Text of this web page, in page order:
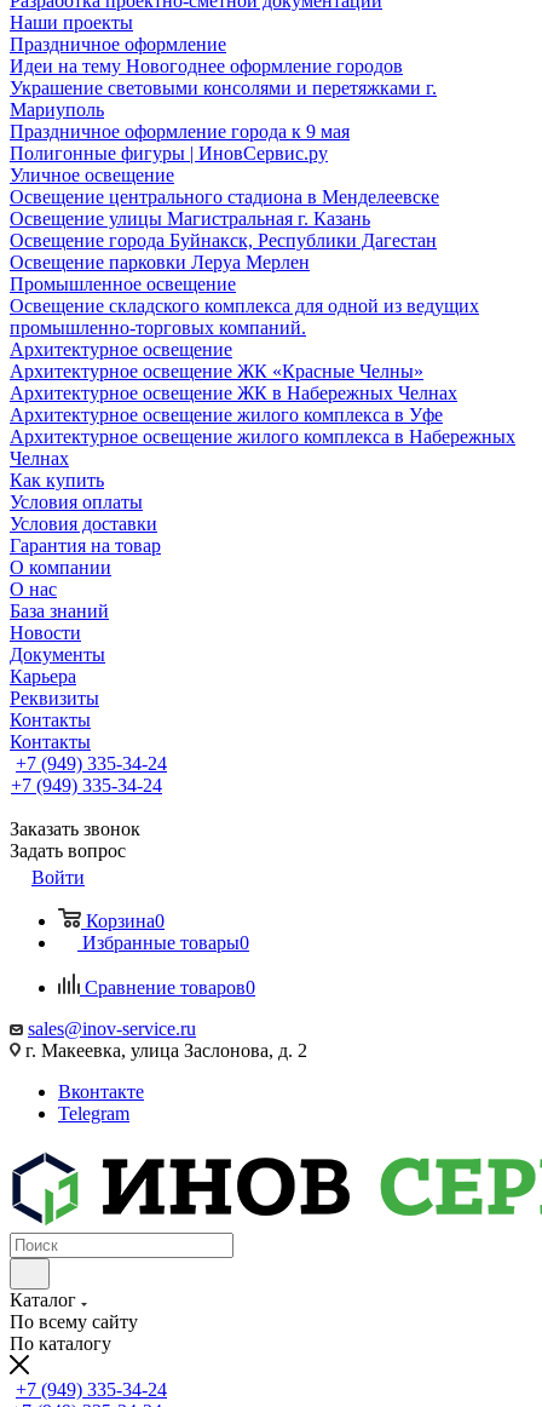
Наши проекты
Праздничное оформление
Идеи на тему Новогоднее оформление городов
Украшение световыми консолями и перетяжками г.
Мариуполь
Праздничное оформление города к 9 мая
Полигонные фигуры | ИновСервис.ру
Уличное освещение
Освещение центрального стадиона в Менделеевске
Освещение улицы Магистральная г. Казань
Освещение города Буйнакск, Республики Дагестан
Освещение парковки Леруа Мерлен
Промышленное освещение
Освещение складского комплекса для одной из ведущих
промышленно-торговых компаний.
Архитектурное освещение
Архитектурное освещение ЖК «Красные Челны»
Архитектурное освещение ЖК в Набережных Челнах
Архитектурное освещение жилого комплекса в Уфе
Архитектурное освещение жилого комплекса в Набережных
Челнах
Как купить
Условия оплаты
Условия доставки
Гарантия на товар
О компании
О нас
База знаний
Новости
Документы
Карьера
Реквизиты
Контакты
Контакты
+7 (949) 335-34-24
+7 (949) 335-34-24
Заказать звонок
Задать вопрос
Войти
Корзина0
Избранные товары0
Сравнение товаров0
sales@inov-service.ru
г. Макеевка, улица Заслонова, д. 2
Вконтакте
Telegram
Каталог
По всему сайту
По каталогу
+7 (949) 335-34-24